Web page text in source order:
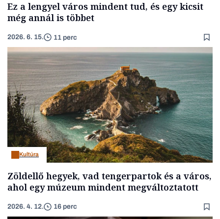
Ez a lengyel város mindent tud, és egy kicsit
még annál is többet
2026. 6. 15. 11 perc
Kultúra
Zöldellő hegyek, vad tengerpartok és a város,
ahol egy múzeum mindent megváltoztatott
2026. 4. 12. 16 perc